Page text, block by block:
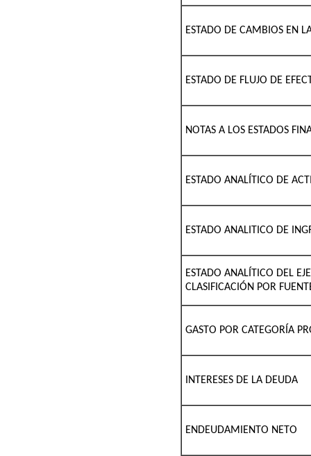
ESTADO DE CAMBIOS EN
ESTADO DE FLUJO DE
NOTAS A LOS ESTADOS
ESTADO ANALÍTICO DE
ESTADO ANALITICO DE
ESTADO ANALÍTICO DEL
CLASIFICACIÓN POR
GASTO POR CATEGORÍA
INTERESES DE LA DEUDA
ENDEUDAMIENTO NETO